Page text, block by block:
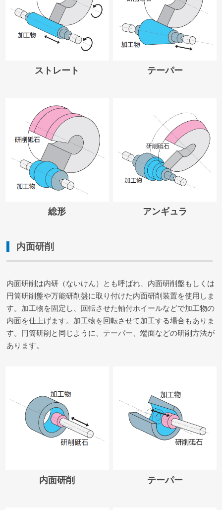
ストレート テーパー
総形 アンギュラ
内面研削
内面研削は内研（ないけん）とも呼ばれ、内面研削盤もしくは
円筒研削盤や万能研削盤に取り付けた内面研削装置を使用しま
す。加工物を固定し、回転させた軸付ホイールなどで加工物の
内面を仕上げます。加工物を回転させて加工する場合もありま
す。円筒研削と同じように、テーパー、端面などの研削方法が
あります。
内面研削 テーパー